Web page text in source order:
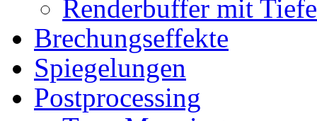
Renderbuffer mit Tiefe
Brechungseffekte
Spiegelungen
Postprocessing